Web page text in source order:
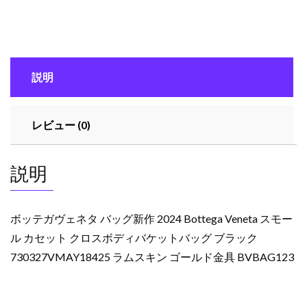
説明
レビュー (0)
説明
ボッテガヴェネタ バッグ新作 2024 Bottega Veneta スモー
ル カセット クロスボディバケットバッグ ブラック
730327VMAY18425 ラムスキン ゴールド金具 BVBAG123